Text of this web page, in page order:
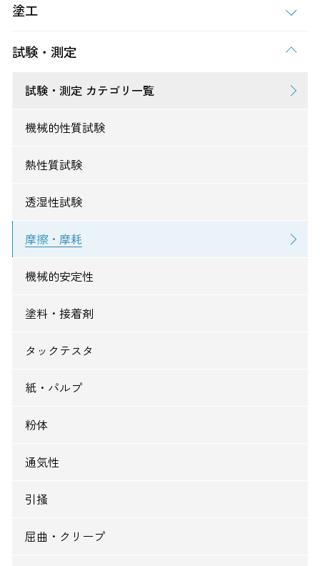
塗工
試験・測定
試験・測定 カテゴリ一覧
機械的性質試験
熱性質試験
透湿性試験
摩擦・摩耗
機械的安定性
塗料・接着剤
タックテスタ
紙・パルプ
粉体
通気性
引掻
屈曲・クリープ